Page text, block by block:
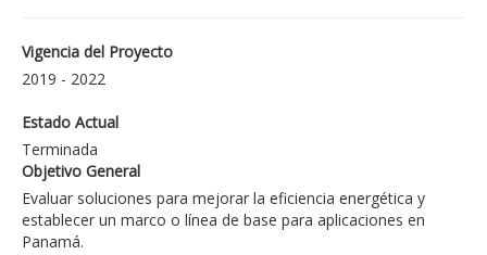
Vigencia del Proyecto
2019 - 2022
Estado Actual
Terminada
Objetivo General
Evaluar soluciones para mejorar la eficiencia energética y
establecer un marco o línea de base para aplicaciones en
Panamá.